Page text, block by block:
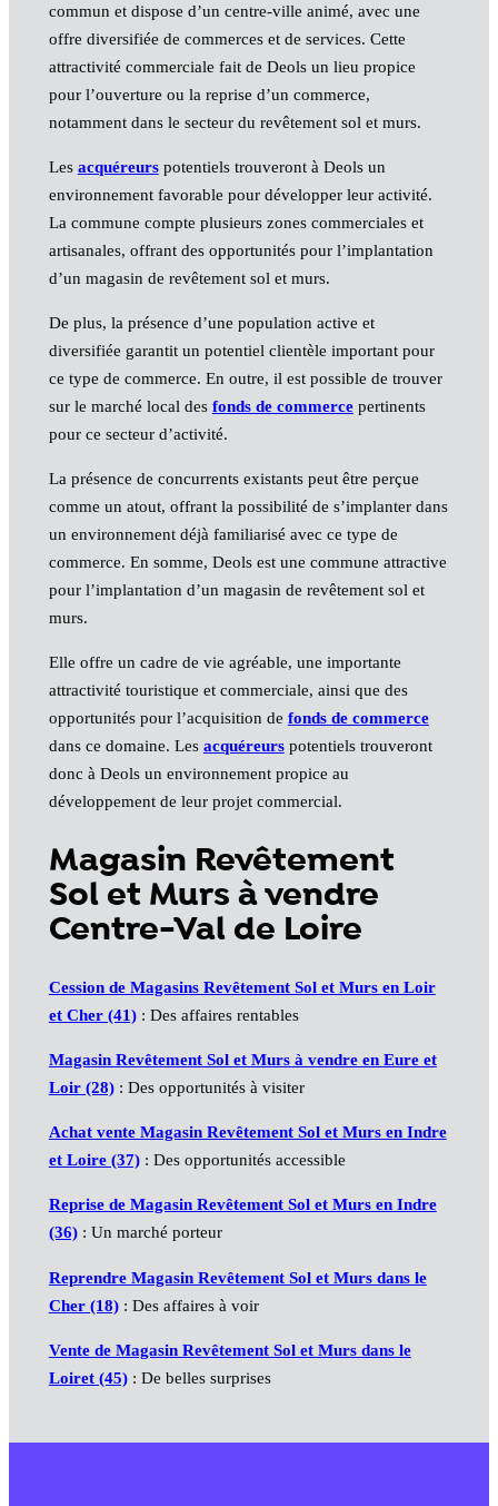
commun et dispose d’un centre-ville animé, avec une
offre diversifiée de commerces et de services. Cette
attractivité commerciale fait de Deols un lieu propice
pour l’ouverture ou la reprise d’un commerce,
notamment dans le secteur du revêtement sol et murs.
Les acquéreurspotentiels trouveront à Deols un
environnement favorable pour développer leur activité.
La commune compte plusieurs zones commerciales et
artisanales, offrant des opportunités pour l’implantation
d’un magasin de revêtement sol et murs.
De plus, la présence d’une population active et
diversifiée garantit un potentiel clientèle important pour
ce type de commerce. En outre, il est possible de trouver
sur le marché local des fonds de commercepertinents
pour ce secteur d’activité.
La présence de concurrents existants peut être perçue
comme un atout, offrant la possibilité de s’implanter dans
un environnement déjà familiarisé avec ce type de
commerce. En somme, Deols est une commune attractive
pour l’implantation d’un magasin de revêtement sol et
murs.
Elle offre un cadre de vie agréable, une importante
attractivité touristique et commerciale, ainsi que des
opportunités pour l’acquisition de fonds de commerce
dans ce domaine. Les acquéreurspotentiels trouveront
donc à Deols un environnement propice au
développement de leur projet commercial.
Magasin Revêtement
Sol et Murs à vendre
Centre-Val de Loire
Cession de Magasins Revêtement Sol et Murs en Loir
et Cher (41): Des affaires rentables
Magasin Revêtement Sol et Murs à vendre en Eure et
Loir (28): Des opportunités à visiter
Achat vente Magasin Revêtement Sol et Murs en Indre
et Loire (37): Des opportunités accessible
Reprise de Magasin Revêtement Sol et Murs en Indre
(36): Un marché porteur
Reprendre Magasin Revêtement Sol et Murs dans le
Cher (18): Des affaires à voir
Vente de Magasin Revêtement Sol et Murs dans le
Loiret (45): De belles surprises